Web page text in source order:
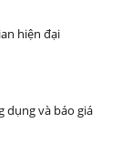
hiện đại
dụng và báo giá